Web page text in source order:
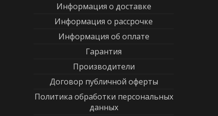
Информация о доставке
Информация о рассрочке
Информация об оплате
Гарантия
Производители
Договор публичной оферты
Политика обработки персональных
данных